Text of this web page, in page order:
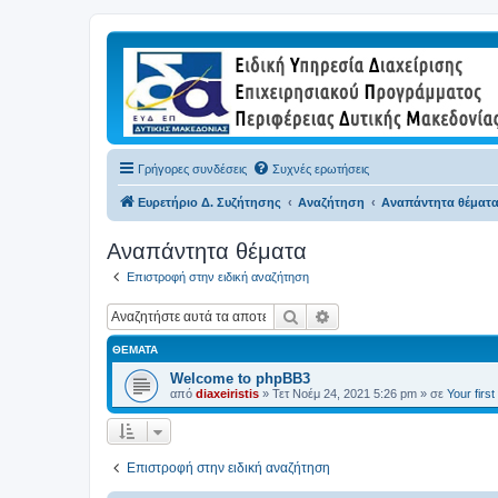
Γρήγορες συνδέσεις Συχνές ερωτήσεις
Ευρετήριο Δ. Συζήτησης Αναζήτηση Αναπάντητα θέματα
Αναπάντητα θέματα
Επιστροφή στην ειδική αναζήτηση
Αναζήτηση
ΘΈΜΑΤΑ
Welcome to phpBB3
από diaxeiristis » Τετ Νοέμ 24, 2021 5:26 pm » σε Your first
Επιστροφή στην ειδική αναζήτηση